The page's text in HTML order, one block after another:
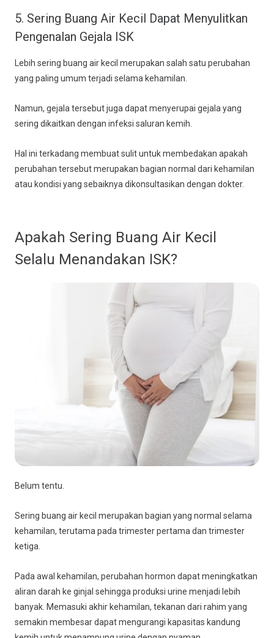
5. Sering Buang Air Kecil Dapat Menyulitkan
Pengenalan Gejala ISK
Lebih sering buang air kecil merupakan salah satu perubahan
yang paling umum terjadi selama kehamilan.
Namun, gejala tersebut juga dapat menyerupai gejala yang
sering dikaitkan dengan infeksi saluran kemih.
Hal ini terkadang membuat sulit untuk membedakan apakah
perubahan tersebut merupakan bagian normal dari kehamilan
atau kondisi yang sebaiknya dikonsultasikan dengan dokter.
Apakah Sering Buang Air Kecil
Selalu Menandakan ISK?
Belum tentu.
Sering buang air kecil merupakan bagian yang normal selama
kehamilan, terutama pada trimester pertama dan trimester
ketiga.
Pada awal kehamilan, perubahan hormon dapat meningkatkan
aliran darah ke ginjal sehingga produksi urine menjadi lebih
banyak. Memasuki akhir kehamilan, tekanan dari rahim yang
semakin membesar dapat mengurangi kapasitas kandung